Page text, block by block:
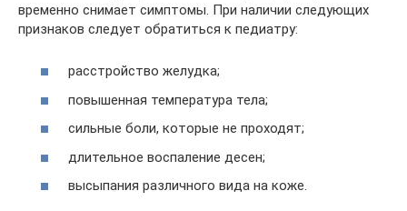
временно снимает симптомы. При наличии следующих
признаков следует обратиться к педиатру:
расстройство желудка;
повышенная температура тела;
сильные боли, которые не проходят;
длительное воспаление десен;
высыпания различного вида на коже.